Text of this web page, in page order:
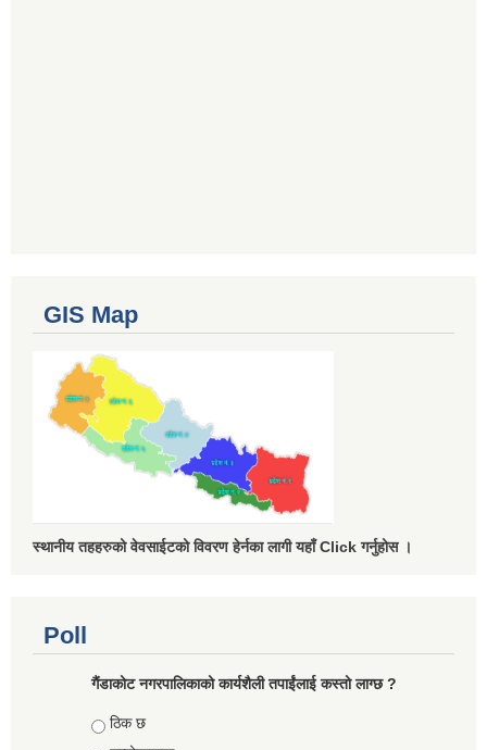
GIS Map
स्थानीय तहहरुको वेवसाईटको विवरण हेर्नका लागी यहाँ Click गर्नुहोस ।
Poll
गैंडाकोट नगरपालिकाको कार्यशैली तपाईंलाई कस्तो लाग्छ ?
Choices
ठिक छ